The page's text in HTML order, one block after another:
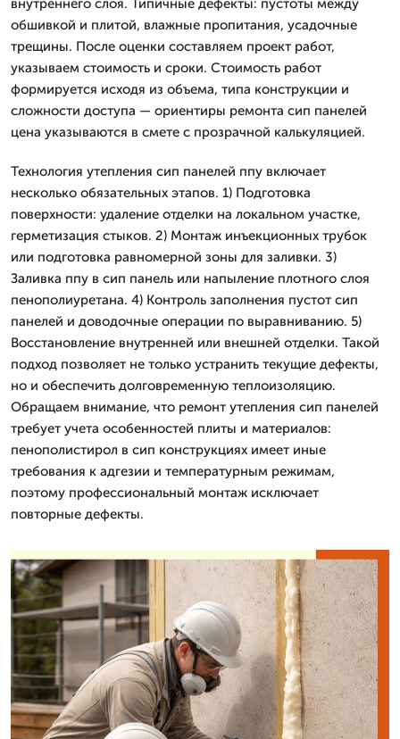
внутреннего слоя. Типичные дефекты: пустоты между
обшивкой и плитой, влажные пропитания, усадочные
трещины. После оценки составляем проект работ,
указываем стоимость и сроки. Стоимость работ
формируется исходя из объема, типа конструкции и
сложности доступа — ориентиры ремонта сип панелей
цена указываются в смете с прозрачной калькуляцией.
Технология утепления сип панелей ппу включает
несколько обязательных этапов. 1) Подготовка
поверхности: удаление отделки на локальном участке,
герметизация стыков. 2) Монтаж инъекционных трубок
или подготовка равномерной зоны для заливки. 3)
Заливка ппу в сип панель или напыление плотного слоя
пенополиуретана. 4) Контроль заполнения пустот сип
панелей и доводочные операции по выравниванию. 5)
Восстановление внутренней или внешней отделки. Такой
подход позволяет не только устранить текущие дефекты,
но и обеспечить долговременную теплоизоляцию.
Обращаем внимание, что ремонт утепления сип панелей
требует учета особенностей плиты и материалов:
пенополистирол в сип конструкциях имеет иные
требования к адгезии и температурным режимам,
поэтому профессиональный монтаж исключает
повторные дефекты.